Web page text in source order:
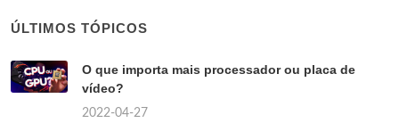
ÚLTIMOS TÓPICOS
O que importa mais processador ou placa de
vídeo?
2022-04-27